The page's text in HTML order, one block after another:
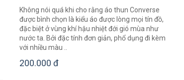
Không nói quá khi cho rằng áo thun Converse
được bình chọn là kiểu áo được lòng mọi tín đồ,
đặc biệt ở vùng khí hậu nhiệt đới gió mùa như
nước ta. Bởi đặc tính đơn giản, phổ dụng đi kèm
với nhiều màu ..
200.000 đ